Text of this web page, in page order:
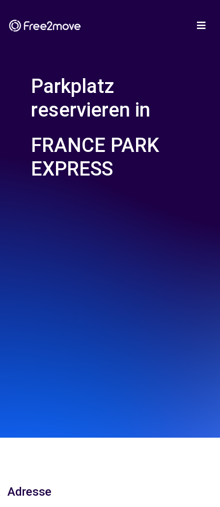
Parkplatz
reservieren in
FRANCE PARK
EXPRESS
Adresse